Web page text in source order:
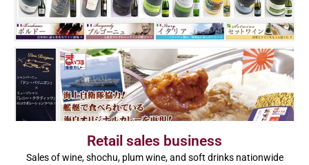
Retail sales business
Sales of wine, shochu, plum wine, and soft drinks nationwide